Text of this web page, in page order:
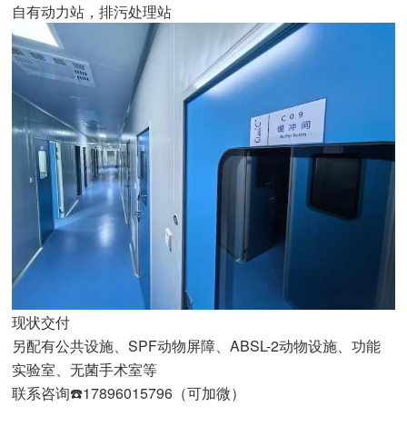
自有动力站，排污处理站
现状交付
另配有公共设施、SPF动物屏障、ABSL-2动物设施、功能
实验室、无菌手术室等
联系咨询☎️17896015796（可加微）